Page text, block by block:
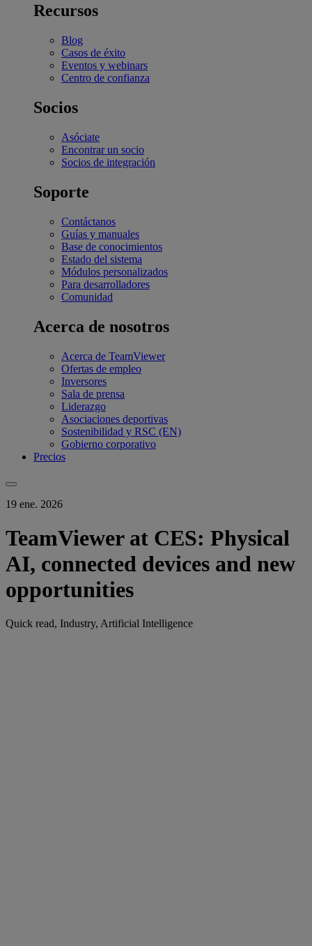
Recursos
Blog
Casos de éxito
Eventos y webinars
Centro de confianza
Socios
Asóciate
Encontrar un socio
Socios de integración
Soporte
Contáctanos
Guías y manuales
Base de conocimientos
Estado del sistema
Módulos personalizados
Para desarrolladores
Comunidad
Acerca de nosotros
Acerca de TeamViewer
Ofertas de empleo
Inversores
Sala de prensa
Liderazgo
Asociaciones deportivas
Sostenibilidad y RSC (EN)
Gobierno corporativo
Precios
19 ene. 2026
TeamViewer at CES: Physical
AI, connected devices and new
opportunities
Quick read, Industry, Artificial Intelligence